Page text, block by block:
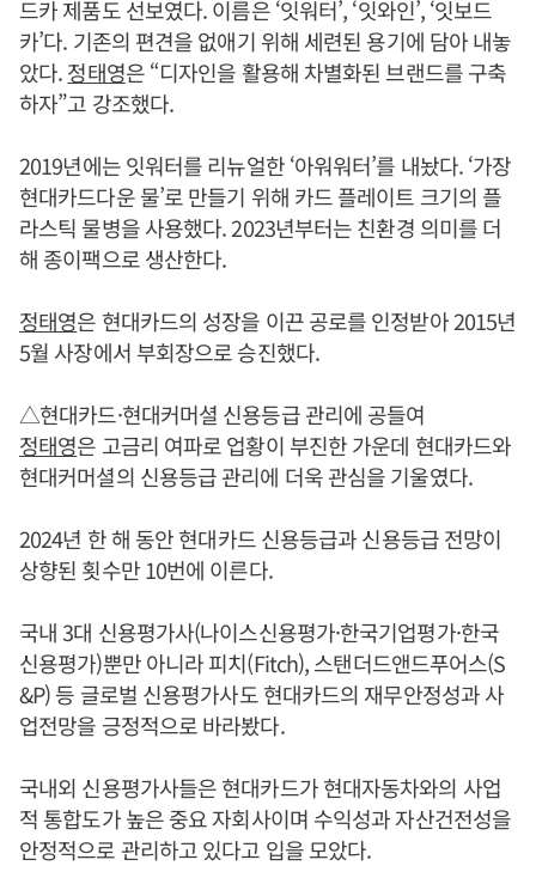
드카 제품도 선보였다. 이름은 ‘잇워터’, ‘잇와인’, ‘잇보드
카’다. 기존의 편견을 없애기 위해 세련된 용기에 담아 내놓
았다.정태영은 “디자인을 활용해 차별화된 브랜드를 구축
하자”고 강조했다.
2019년에는 잇워터를 리뉴얼한 ‘아워워터’를 내놨다. ‘가장
현대카드다운 물’로 만들기 위해 카드 플레이트 크기의 플
라스틱 물병을 사용했다. 2023년부터는 친환경 의미를 더
해 종이팩으로 생산한다.
정태영은 현대카드의 성장을 이끈 공로를 인정받아 2015년
5월 사장에서 부회장으로 승진했다.
△현대카드·현대커머셜 신용등급 관리에 공들여
정태영은 고금리 여파로 업황이 부진한 가운데 현대카드와
현대커머셜의 신용등급 관리에 더욱 관심을 기울였다.
2024년 한 해 동안 현대카드 신용등급과 신용등급 전망이
상향된 횟수만 10번에 이른다.
국내 3대 신용평가사(나이스신용평가·한국기업평가·한국
신용평가)뿐만 아니라 피치(Fitch), 스탠더드앤드푸어스(S
&P) 등 글로벌 신용평가사도 현대카드의 재무안정성과 사
업전망을 긍정적으로 바라봤다.
국내외 신용평가사들은 현대카드가 현대자동차와의 사업
적 통합도가 높은 중요 자회사이며 수익성과 자산건전성을
안정적으로 관리하고 있다고 입을 모았다.